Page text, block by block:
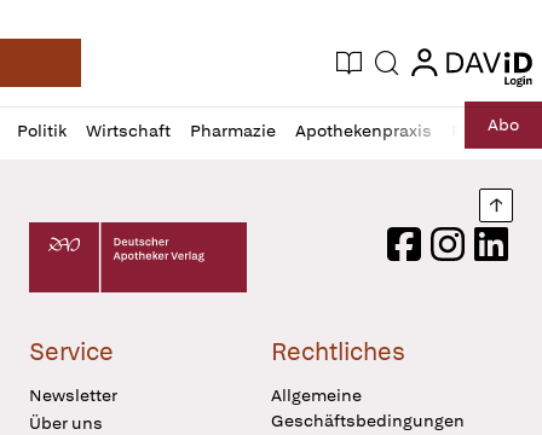
Deutsche Apotheker Zeitung
Aktuelle Ausgabe
Suche login
login
Politik Wirtschaft Pharmazie Apothekenpraxis RechtAbo
Profil
öffnen
Daz
Pur
Deutscher Apotheker Verlag Logo
FacebookInstagram
Service
Newsletter
Über uns
Rechtliches
Allgemeine
Geschäftsbedingungen